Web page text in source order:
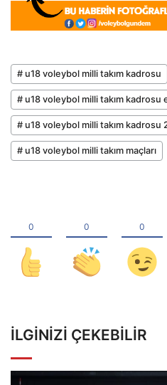
# u18 voleybol milli takım kadrosu
# u18 voleybol milli takım kadrosu
# u18 voleybol milli takım kadrosu
# u18 voleybol milli takım maçları
İLGINIZI ÇEKEBILIR